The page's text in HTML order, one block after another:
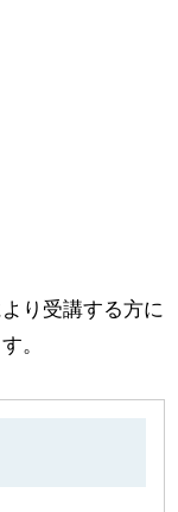
り受講する方に
。